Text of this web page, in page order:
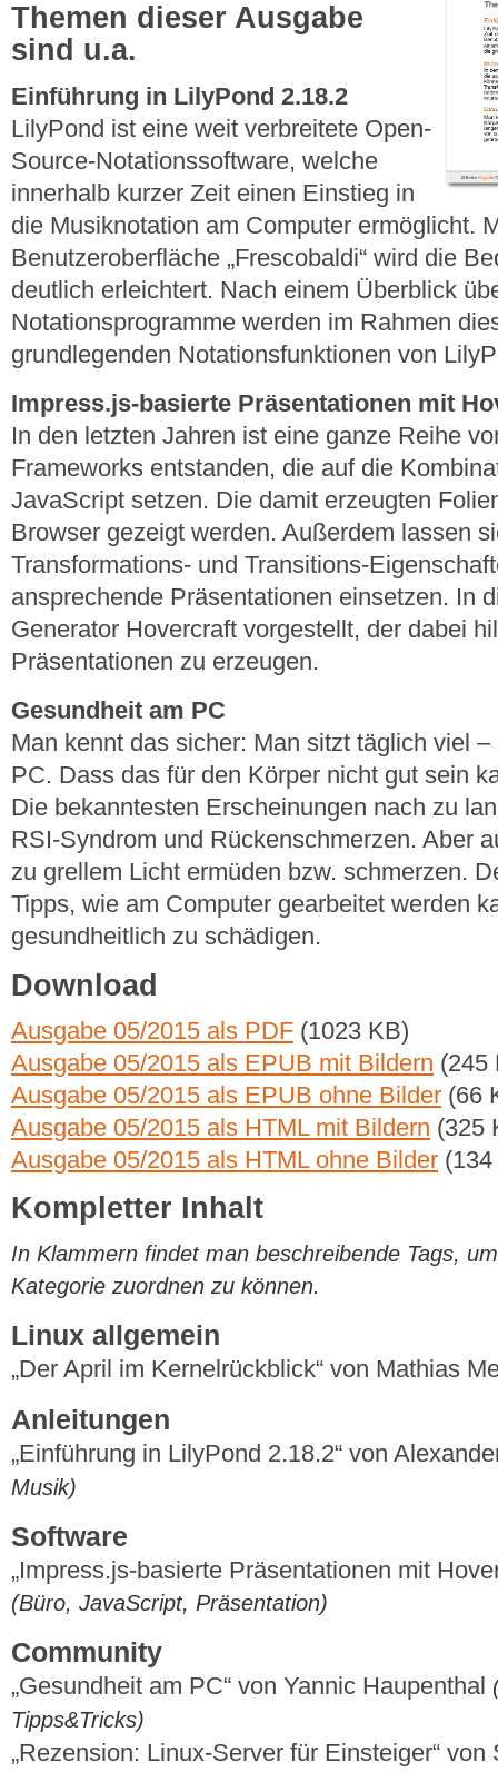
Themen dieser Ausgabe
sind u.a.
Einführung in LilyPond 2.18.2
LilyPond ist eine weit verbreitete Open-
Source-Notationssoftware, welche
innerhalb kurzer Zeit einen Einstieg in
die Musiknotation am Computer ermöglicht.
Benutzeroberfläche „Frescobaldi“ wird die
deutlich erleichtert. Nach einem Überblick
Notationsprogramme werden im Rahmen
grundlegenden Notationsfunktionen von
Impress.js-basierte Präsentationen mit
In den letzten Jahren ist eine ganze Reihe
Frameworks entstanden, die auf die
JavaScript setzen. Die damit erzeugten
Browser gezeigt werden. Außerdem lassen
Transformations- und Transitions-
ansprechende Präsentationen einsetzen. In
Generator Hovercraft vorgestellt, der dabei
Präsentationen zu erzeugen.
Gesundheit am PC
Man kennt das sicher: Man sitzt täglich viel
PC. Dass das für den Körper nicht gut sein
Die bekanntesten Erscheinungen nach zu
RSI-Syndrom und Rückenschmerzen. Aber
zu grellem Licht ermüden bzw. schmerzen.
Tipps, wie am Computer gearbeitet werden
gesundheitlich zu schädigen.
Download
Ausgabe 05/2015 als PDF (1023 KB)
Ausgabe 05/2015 als EPUB mit Bildern (245
Ausgabe 05/2015 als EPUB ohne Bilder (66
Ausgabe 05/2015 als HTML mit Bildern (325
Ausgabe 05/2015 als HTML ohne Bilder
Kompletter Inhalt
In Klammern findet man beschreibende Tags,
Kategorie zuordnen zu können.
Linux allgemein
„Der April im Kernelrückblick“ von Mathias
Anleitungen
„Einführung in LilyPond 2.18.2“ von
Musik)
Software
„Impress.js-basierte Präsentationen mit
(Büro, JavaScript, Präsentation)
Community
„Gesundheit am PC“ von Yannic Haupenthal
Tipps&Tricks)
„Rezension: Linux-Server für Einsteiger“